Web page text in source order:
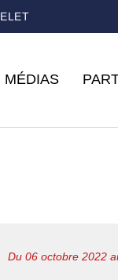
MÉDIAS
Du 06 octobre 2022